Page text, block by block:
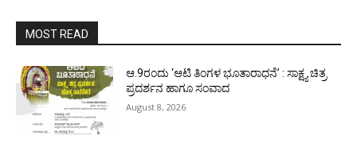
MOST READ
ಆ.9ರಂದು ‘ಆಟಿ ತಿಂಗಳ ಭೂತಾರಾಧನೆ’ : ಸಾಕ್ಷ್ಯ ಚಿತ್ರ
ಪ್ರದರ್ಶನ ಹಾಗೂ ಸಂವಾದ
August 8, 2026